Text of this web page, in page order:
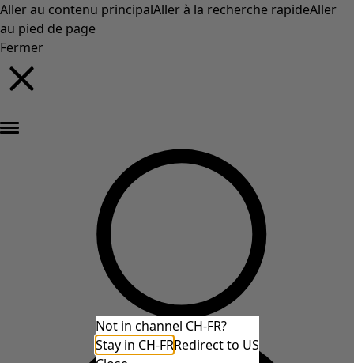
Aller au contenu principalAller à la recherche rapideAller
au pied de page
Fermer
Not in channel CH-FR?
Stay in CH-FRRedirect to US